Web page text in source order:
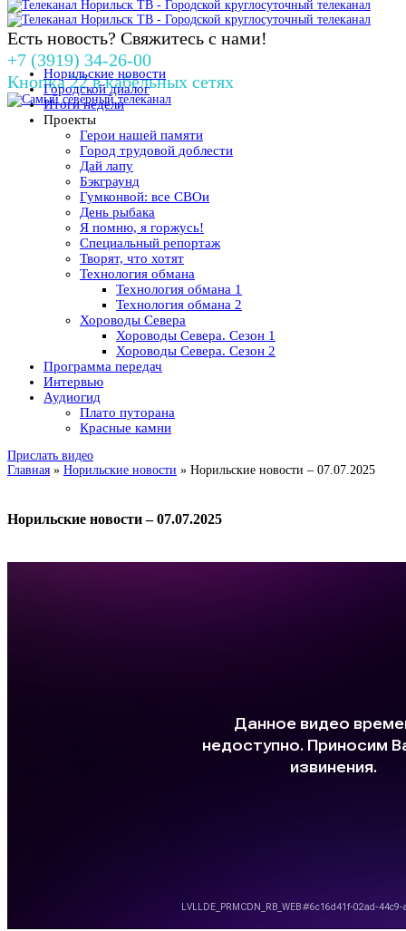
Есть новость? Свяжитесь с нами!
+7 (3919) 34-26-00
Кнопка 22 в кабельных сетях
Норильские новости
Городской диалог
Итоги недели
Проекты
Герои нашей памяти
Город трудовой доблести
Дай лапу
Бэкграунд
Гумконвой: все СВОи
День рыбака
Я помню, я горжусь!
Специальный репортаж
Творят, что хотят
Технология обмана
Технология обмана 1
Технология обмана 2
Хороводы Севера
Хороводы Севера. Сезон 1
Хороводы Севера. Сезон 2
Программа передач
Интервью
Аудиогид
Плато путорана
Красные камни
Прислать видео
Главная » Норильские новости » Норильские новости – 07.07.2025
Норильские новости – 07.07.2025